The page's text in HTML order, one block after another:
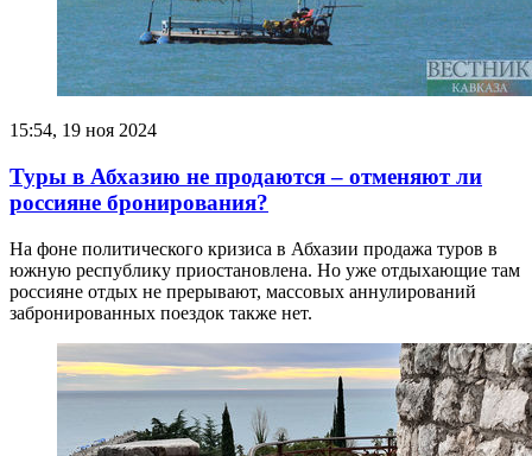
15:54, 19 ноя 2024
Туры в Абхазию не продаются – отменяют ли
россияне бронирования?
На фоне политического кризиса в Абхазии продажа туров в
южную республику приостановлена. Но уже отдыхающие там
россияне отдых не прерывают, массовых аннулирований
забронированных поездок также нет.